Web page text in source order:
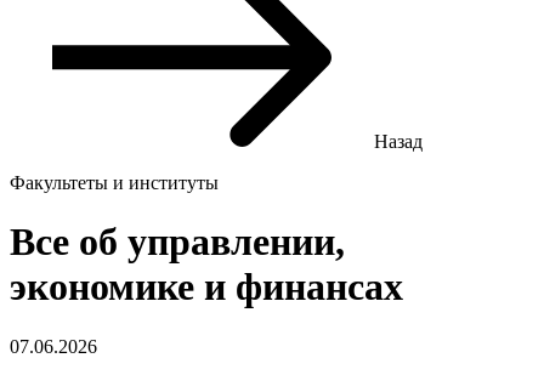
Назад
Факультеты и институты
Все об управлении,
экономике и финансах
07.06.2026